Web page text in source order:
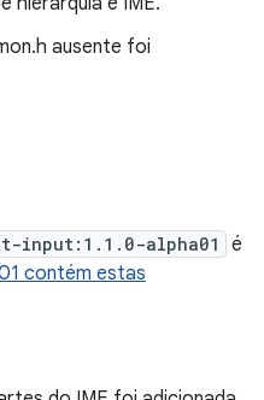
ausente foi
input:1.1.0-alpha01
é
contém estas